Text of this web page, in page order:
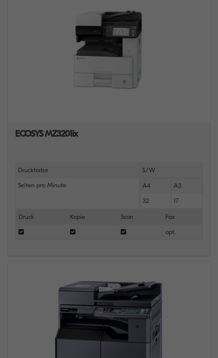
ECOSYS MZ3201ix
Druckfarbe S/W
Seiten pro Minute A4 A3
32 17
Druck Kopie Scan Fax
opt.